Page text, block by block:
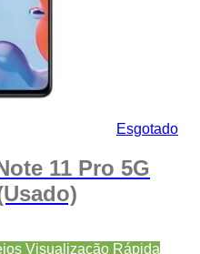
Esgotado
11 Pro 5G
Visualização Rápida